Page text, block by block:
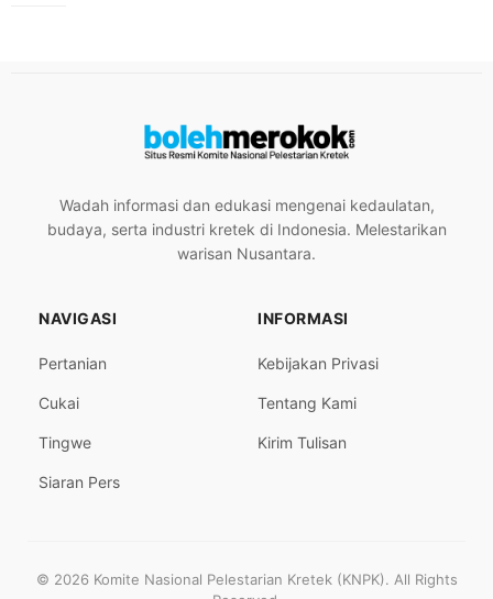
Wadah informasi dan edukasi mengenai kedaulatan,
budaya, serta industri kretek di Indonesia. Melestarikan
warisan Nusantara.
NAVIGASI
Pertanian
Cukai
Tingwe
Siaran Pers
INFORMASI
Kebijakan Privasi
Tentang Kami
Kirim Tulisan
© 2026 Komite Nasional Pelestarian Kretek (KNPK). All Rights